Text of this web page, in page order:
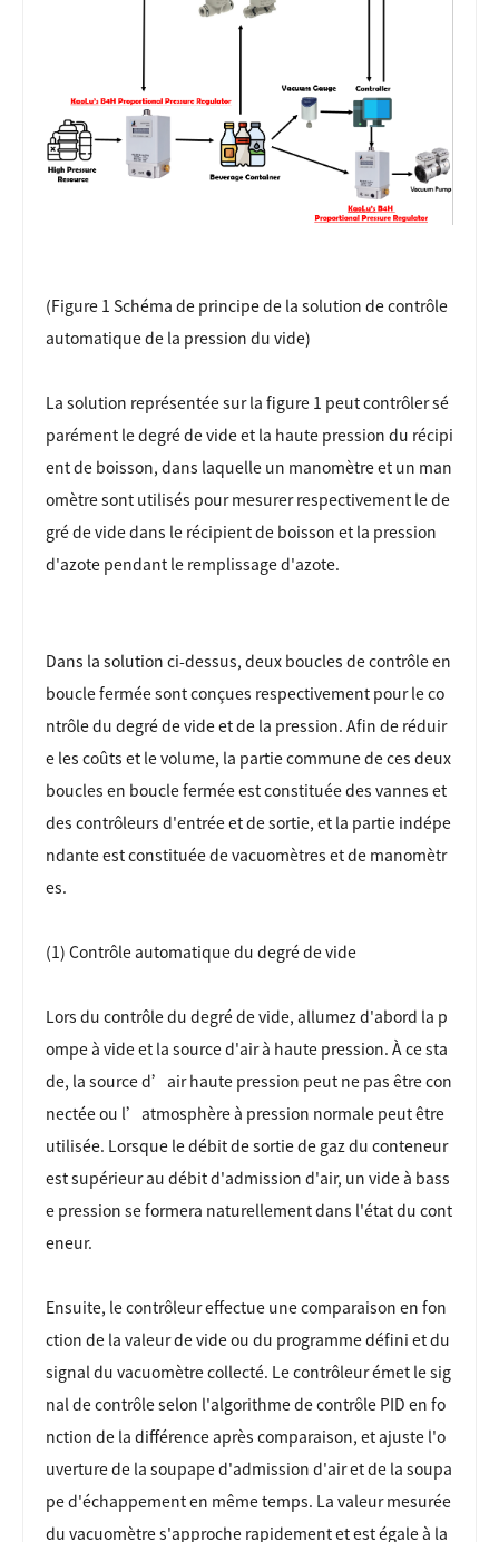
(Figure 1 Schéma de principe de la solution de contrôle
automatique de la pression du vide)
La solution représentée sur la figure 1 peut contrôler sé
parément le degré de vide et la haute pression du récipi
ent de boisson, dans laquelle un manomètre et un man
omètre sont utilisés pour mesurer respectivement le de
gré de vide dans le récipient de boisson et la pression
d'azote pendant le remplissage d'azote.
Dans la solution ci-dessus, deux boucles de contrôle en
boucle fermée sont conçues respectivement pour le co
ntrôle du degré de vide et de la pression. Afin de réduir
e les coûts et le volume, la partie commune de ces deux
boucles en boucle fermée est constituée des vannes et
des contrôleurs d'entrée et de sortie, et la partie indépe
ndante est constituée de vacuomètres et de manomètr
es.
(1) Contrôle automatique du degré de vide
Lors du contrôle du degré de vide, allumez d'abord la p
ompe à vide et la source d'air à haute pression. À ce sta
de, la source d’air haute pression peut ne pas être con
nectée ou l’atmosphère à pression normale peut être
utilisée. Lorsque le débit de sortie de gaz du conteneur
est supérieur au débit d'admission d'air, un vide à bass
e pression se formera naturellement dans l'état du cont
eneur.
Ensuite, le contrôleur effectue une comparaison en fon
ction de la valeur de vide ou du programme défini et du
signal du vacuomètre collecté. Le contrôleur émet le sig
nal de contrôle selon l'algorithme de contrôle PID en fo
nction de la différence après comparaison, et ajuste l'o
uverture de la soupape d'admission d'air et de la soupa
pe d'échappement en même temps. La valeur mesurée
du vacuomètre s'approche rapidement et est égale à la